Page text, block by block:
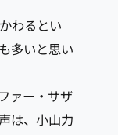
わるとい
多いと思い
ァー・サザ
は、小山力